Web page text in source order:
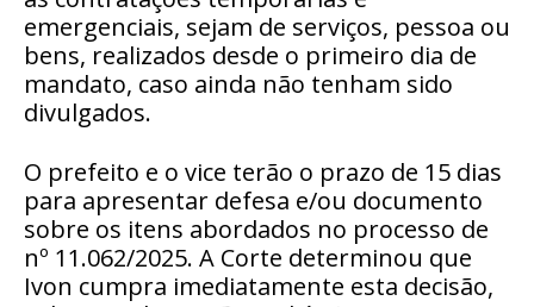
emergenciais, sejam de serviços, pessoa ou
bens, realizados desde o primeiro dia de
mandato, caso ainda não tenham sido
divulgados.
O prefeito e o vice terão o prazo de 15 dias
para apresentar defesa e/ou documento
sobre os itens abordados no processo de
nº 11.062/2025. A Corte determinou que
Ivon cumpra imediatamente esta decisão,